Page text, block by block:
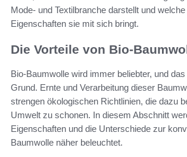
Mode- und Textilbranche darstellt und
Eigenschaften sie mit sich bringt.
Die Vorteile von Bio-
Bio-Baumwolle wird immer beliebter, und
Grund. Ernte und Verarbeitung dieser
strengen ökologischen Richtlinien, die dazu
Umwelt zu schonen. In diesem Abschnitt
Eigenschaften und die Unterschiede zur
Baumwolle näher beleuchtet.